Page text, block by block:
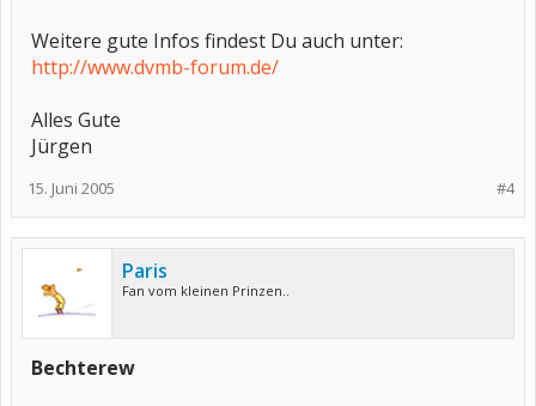
Weitere gute Infos findest Du auch unter:
http://www.dvmb-forum.de/
Alles Gute
Jürgen
#4
15. Juni 2005
Paris
Fan vom kleinen Prinzen..
Bechterew